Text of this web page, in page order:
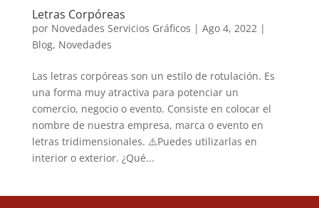
Letras Corpóreas
por Novedades Servicios Gráficos | Ago 4, 2022|
Blog, Novedades
Las letras corpóreas son un estilo de rotulación. Es
una forma muy atractiva para potenciar un
comercio, negocio o evento. Consiste en colocar el
nombre de nuestra empresa, marca o evento en
letras tridimensionales. ⚠️Puedes utilizarlas en
interior o exterior. ¿Qué...